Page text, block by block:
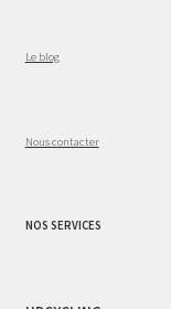
Le blog
Nous contacter
NOS SERVICES